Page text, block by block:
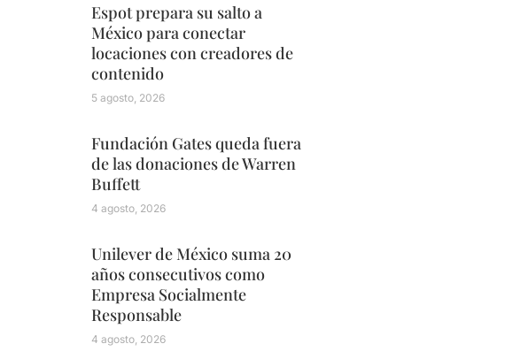
Espot prepara su salto a
México para conectar
locaciones con creadores de
contenido
5 agosto, 2026
Fundación Gates queda fuera
de las donaciones de Warren
Buffett
4 agosto, 2026
Unilever de México suma 20
años consecutivos como
Empresa Socialmente
Responsable
4 agosto, 2026